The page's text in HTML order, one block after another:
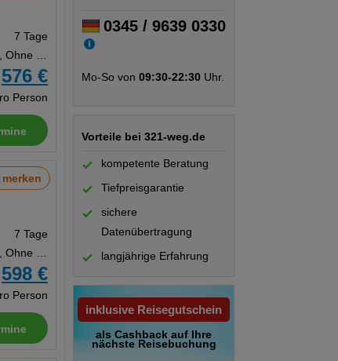
0345 / 9639 0330
Mo-So von 09:30-22:30 Uhr.
Vorteile bei 321-weg.de
kompetente Beratung
Tiefpreisgarantie
sichere
Datenübertragung
langjährige Erfahrung
inklusive Reisegutschein
als Cashback auf Ihre
nächste Reisebuchung
7 Tage
Appartement, Ohne Verpflegung
576 €
Person
7 Tage
Appartement, Ohne Verpflegung
598 €
Person